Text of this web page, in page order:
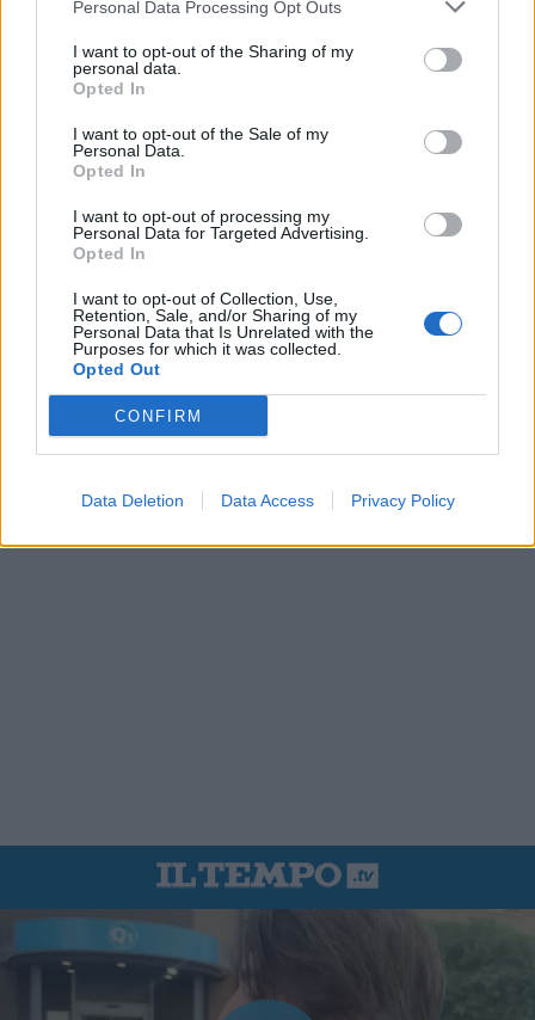
Personal Data Processing Opt Outs
I want to opt-out of the Sharing of my
personal data.
Opted In
I want to opt-out of the Sale of my
Personal Data.
Opted In
I want to opt-out of processing my
Personal Data for Targeted Advertising.
Opted In
I want to opt-out of Collection, Use,
Retention, Sale, and/or Sharing of my
Personal Data that Is Unrelated with the
Purposes for which it was collected.
Opted Out
CONFIRM
Data Deletion Data Access Privacy Policy